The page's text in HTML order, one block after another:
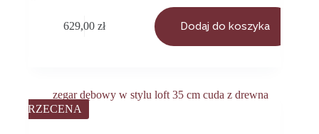
629,00zł Dodaj do koszyka
PRZECENA